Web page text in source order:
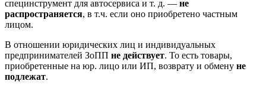
специнструмент для автосервиса и т. д. — не
распространяется, в т.ч. если оно приобретено частным
лицом.
В отношении юридических лиц и индивидуальных
предпринимателей ЗоПП не действует. То есть товары,
приобретенные на юр. лицо или ИП, возврату и обмену не
подлежат.